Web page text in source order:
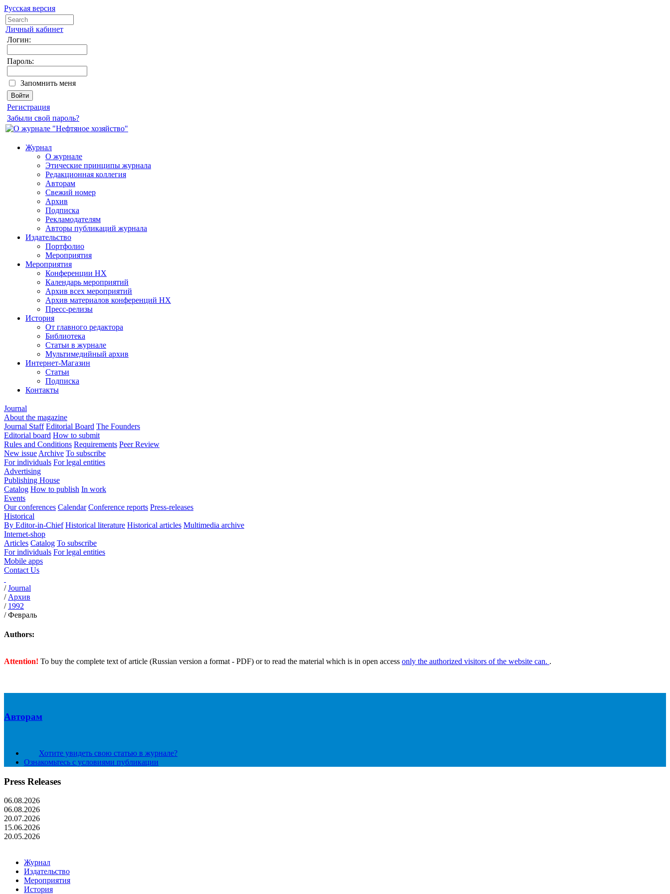
Русская версия
Личный кабинет
Логин:
Пароль:
Запомнить меня
Регистрация
Забыли свой пароль?
Журнал
О журнале
Этические принципы журнала
Редакционная коллегия
Авторам
Свежий номер
Архив
Подписка
Рекламодателям
Авторы публикаций журнала
Издательство
Портфолио
Мероприятия
Мероприятия
Конференции НХ
Календарь мероприятий
Архив всех мероприятий
Архив материалов конференций НХ
Пресс-релизы
История
От главного редактора
Библиотека
Статьи в журнале
Мультимедийный архив
Интернет-Магазин
Статьи
Подписка
Контакты
Journal
About the magazine
Journal Staff Editorial Board The Founders
Editorial board How to submit
Rules and Conditions Requirements Peer Review
New issue Archive To subscribe
For individuals For legal entities
Advertising
Publishing House
Catalog How to publish In work
Events
Our conferences Calendar Conference reports Press-releases
Historical
By Editor-in-Chief Historical literature Historical articles Multimedia archive
Internet-shop
Articles Catalog To subscribe
For individuals For legal entities
Mobile apps
Contact Us
/Journal
/ Архив
/ 1992
/Февраль
Authors:
Attention! To buy the complete text of article (Russian version a format - PDF) or to read the material which is in open access only the authorized visitors of the website can. .
Авторам
Хотите увидеть свою статью в журнале?
Ознакомьтесь с условиями публикации
Press Releases
06.08.2026
06.08.2026
20.07.2026
15.06.2026
20.05.2026
Журнал
Издательство
Мероприятия
История